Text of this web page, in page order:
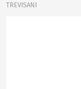
TREVISANI